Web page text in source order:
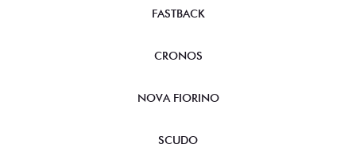
FASTBACK
CRONOS
NOVA FIORINO
SCUDO